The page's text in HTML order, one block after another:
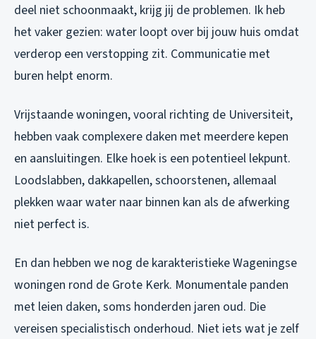
deel niet schoonmaakt, krijg jij de problemen. Ik heb
het vaker gezien: water loopt over bij jouw huis omdat
verderop een verstopping zit. Communicatie met
buren helpt enorm.
Vrijstaande woningen, vooral richting de Universiteit,
hebben vaak complexere daken met meerdere kepen
en aansluitingen. Elke hoek is een potentieel lekpunt.
Loodslabben, dakkapellen, schoorstenen, allemaal
plekken waar water naar binnen kan als de afwerking
niet perfect is.
En dan hebben we nog de karakteristieke Wageningse
woningen rond de Grote Kerk. Monumentale panden
met leien daken, soms honderden jaren oud. Die
vereisen specialistisch onderhoud. Niet iets wat je zelf